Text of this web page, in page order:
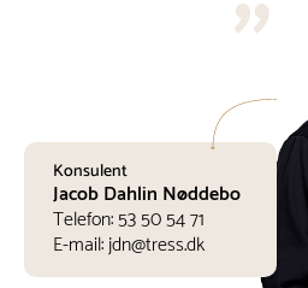
Konsulent
Jacob Dahlin Nøddebo
Telefon:53 50 54 71
E-mail:jdn@tress.dk